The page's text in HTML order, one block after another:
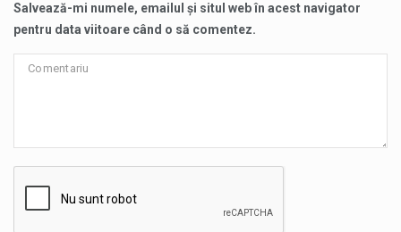
Salvează-mi numele, emailul și situl web în acest navigator
pentru data viitoare când o să comentez.